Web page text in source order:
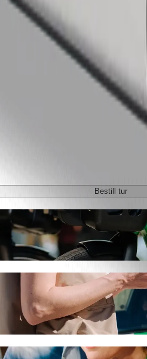
Bestill tur
Bolt samkjøring
å reise til Kaneshie Market. Ved
Market